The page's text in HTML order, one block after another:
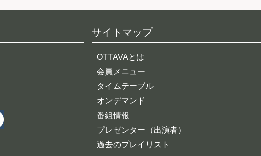
サイトマップ
OTTAVAとは
会員メニュー
タイムテーブル
オンデマンド
番組情報
プレゼンター（出演者）
過去のプレイリスト